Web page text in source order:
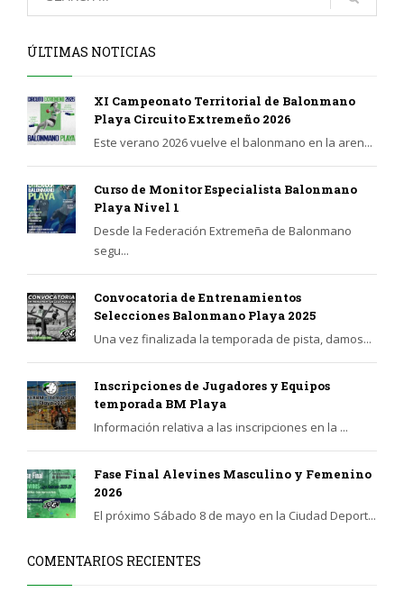
ÚLTIMAS NOTICIAS
XI Campeonato Territorial de Balonmano
Playa Circuito Extremeño 2026
Este verano 2026 vuelve el balonmano en la aren...
Curso de Monitor Especialista Balonmano
Playa Nivel 1
Desde la Federación Extremeña de Balonmano
segu...
Convocatoria de Entrenamientos
Selecciones Balonmano Playa 2025
Una vez finalizada la temporada de pista, damos...
Inscripciones de Jugadores y Equipos
temporada BM Playa
Información relativa a las inscripciones en la ...
Fase Final Alevines Masculino y Femenino
2026
El próximo Sábado 8 de mayo en la Ciudad Deport...
COMENTARIOS RECIENTES